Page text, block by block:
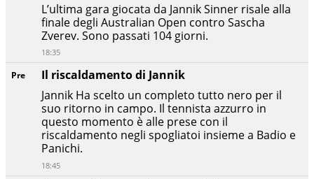
Pre
Il riscaldamento di Jannik
Jannik Ha scelto un completo tutto nero per il
suo ritorno in campo. Il tennista azzurro in
questo momento è alle prese con il
riscaldamento negli spogliatoi insieme a Badio e
Panichi.
18:45
L’ultima gara giocata da Jannik Sinner risale alla
finale degli Australian Open contro Sascha
Zverev. Sono passati 104 giorni.
18:35